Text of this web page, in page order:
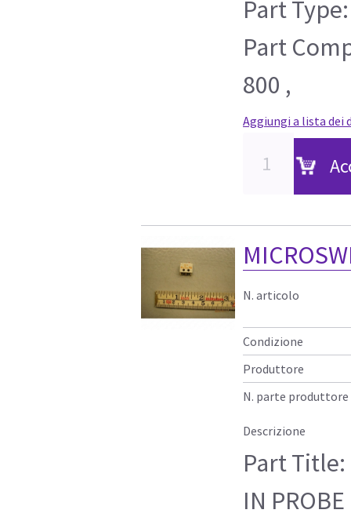
Part
Part
800 ,
Aggiungi a lista dei
N. articolo
Condizione
Produttore
N. parte produttore
Descrizione
Part Title:
IN PROBE